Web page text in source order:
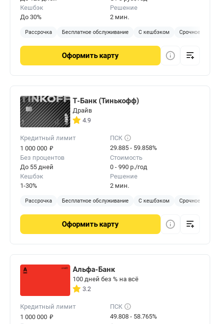
Кешбэк
До 30%
Решение
2 мин.
Рассрочка Бесплатное обслуживание С кешбэком Срочное
Оформить карту
Т-Банк (Тинькофф)
Драйв
4.9
Кредитный лимит
1 000 000 ₽
ПСК
29.885 - 59.858%
Без процентов
До 55 дней
Стоимость
0 - 990 р./год
Кешбэк
1-30%
Решение
2 мин.
Рассрочка Бесплатное обслуживание С кешбэком Срочное
Оформить карту
Альфа-Банк
100 дней без % на всё
3.2
Кредитный лимит
1 000 000 ₽
ПСК
49.808 - 58.765%